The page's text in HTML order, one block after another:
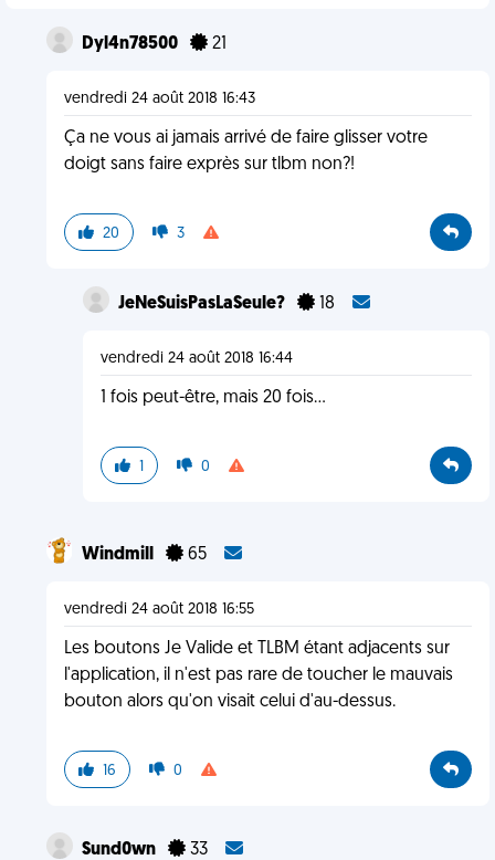
Dyl4n78500 21
vendredi 24 août 2018 16:43
Ça ne vous ai jamais arrivé de faire glisser votre
doigt sans faire exprès sur tlbm non?!
20 3
JeNeSuisPasLaSeule? 18
vendredi 24 août 2018 16:44
1 fois peut-être, mais 20 fois...
1 0
Windmill 65
vendredi 24 août 2018 16:55
Les boutons Je Valide et TLBM étant adjacents sur
l'application, il n'est pas rare de toucher le mauvais
bouton alors qu'on visait celui d'au-dessus.
16 0
Sund0wn 33